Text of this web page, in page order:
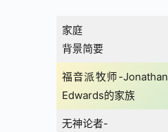
家庭
背景简要
福音派牧师-Jonathan
Edwards的家族
无神论者-